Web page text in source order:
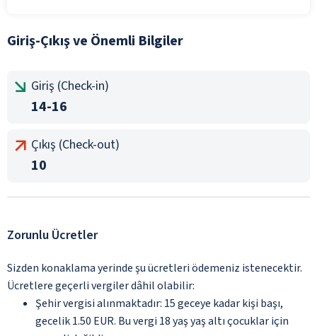
Giriş-Çıkış ve Önemli Bilgiler
Giriş (Check-in)
14-16
Çıkış (Check-out)
10
Zorunlu Ücretler
Sizden konaklama yerinde şu ücretleri ödemeniz istenecektir.
Ücretlere geçerli vergiler dâhil olabilir:
Şehir vergisi alınmaktadır: 15 geceye kadar kişi başı,
gecelik 1.50 EUR. Bu vergi 18 yaş yaş altı çocuklar için